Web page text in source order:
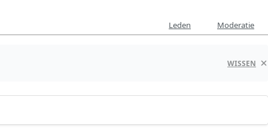
Leden Moderatie
WISSEN